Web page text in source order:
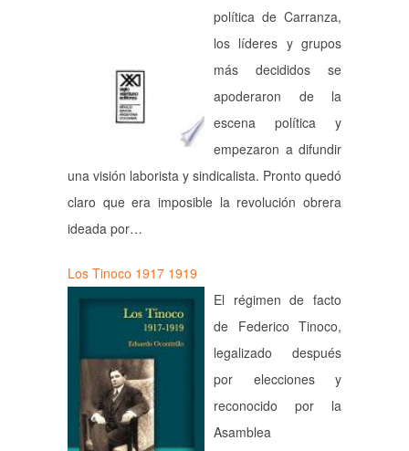
política de Carranza,
los líderes y grupos
más decididos se
apoderaron de la
escena política y
empezaron a difundir
una visión laborista y sindicalista. Pronto quedó
claro que era imposible la revolución obrera
ideada por…
Los Tinoco 1917 1919
El régimen de facto
de Federico Tinoco,
legalizado después
por elecciones y
reconocido por la
Asamblea